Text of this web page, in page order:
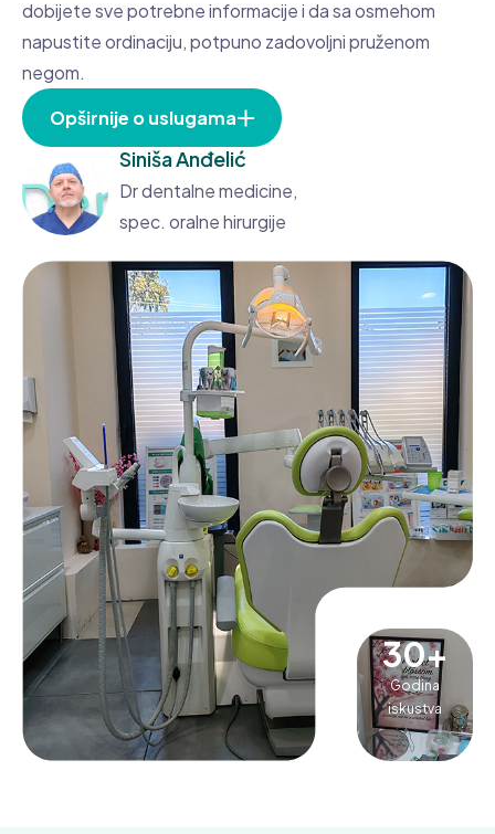
Godina
iskustva
30+
dobijete sve potrebne informacije i da sa osmehom
napustite ordinaciju, potpuno zadovoljni pruženom
negom.
Opširnije o uslugama
Siniša Anđelić
Dr dentalne medicine,
spec. oralne hirurgije